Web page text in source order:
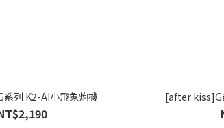
列 K2-AI小飛象炮機 [after kiss]G